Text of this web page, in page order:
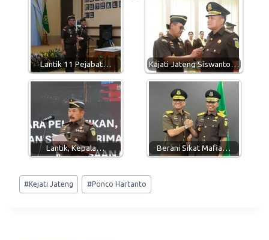
s
A
p
p
r
a
m
b
o
o
k
Lantik 11 Pejabat… Kajati Jateng Siswanto…
Lantik, Kepala… Berani Sikat Mafia…
Post
Tags:
#Kejati Jateng #Ponco Hartanto